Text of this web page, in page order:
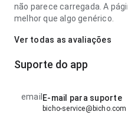
não parece carregada. A
melhor que algo genérico.
Ver todas as avaliações
Suporte do app
email E-mail para suporte
bicho-service@bicho.com